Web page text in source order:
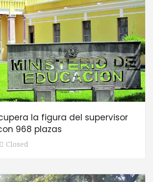
la figura del supervisor
968 plazas
Closed